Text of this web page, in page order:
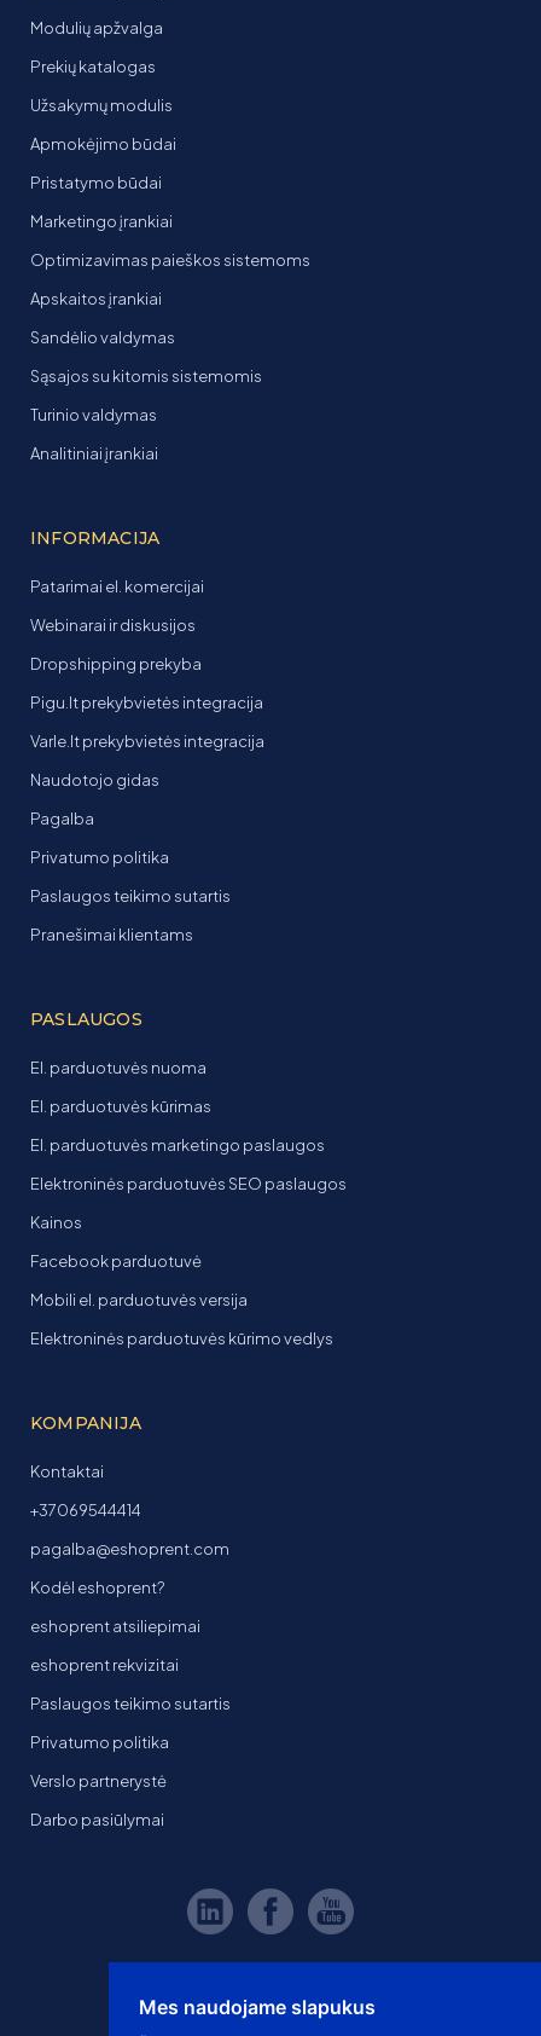
Mes naudojame slapukus
Modulių apžvalga
Prekių katalogas
Užsakymų modulis
Apmokėjimo būdai
Pristatymo būdai
Marketingo įrankiai
Optimizavimas paieškos sistemoms
Apskaitos įrankiai
Sandėlio valdymas
Sąsajos su kitomis sistemomis
Turinio valdymas
Analitiniai įrankiai
INFORMACIJA
Patarimai el. komercijai
Webinarai ir diskusijos
Dropshipping prekyba
Pigu.lt prekybvietės integracija
Varle.lt prekybvietės integracija
Naudotojo gidas
Pagalba
Privatumo politika
Paslaugos teikimo sutartis
Pranešimai klientams
PASLAUGOS
El. parduotuvės nuoma
El. parduotuvės kūrimas
El. parduotuvės marketingo paslaugos
Elektroninės parduotuvės SEO paslaugos
Kainos
Facebook parduotuvė
Mobili el. parduotuvės versija
Elektroninės parduotuvės kūrimo vedlys
KOMPANIJA
Kontaktai
+37069544414
pagalba@eshoprent.com
Kodėl eshoprent?
eshoprent atsiliepimai
eshoprent rekvizitai
Paslaugos teikimo sutartis
Privatumo politika
Verslo partnerystė
Darbo pasiūlymai